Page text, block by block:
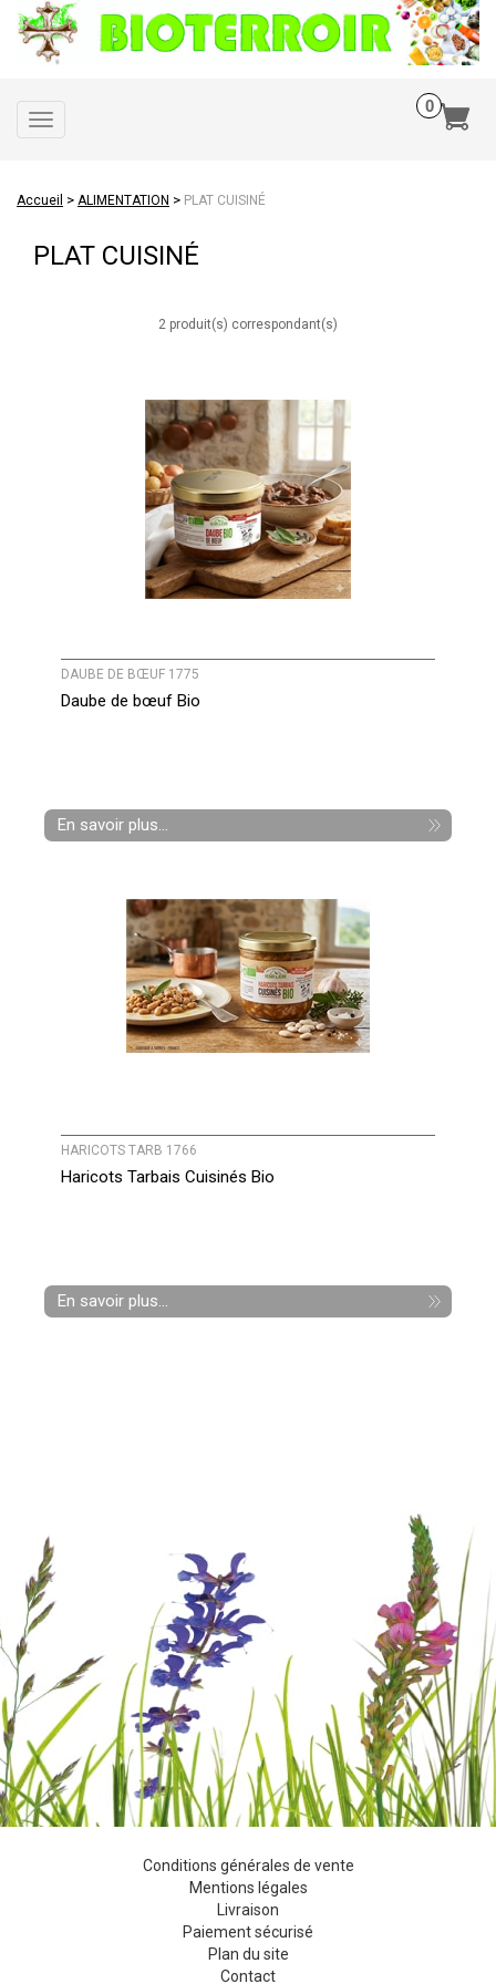
Toggle
navigation
Accueil > ALIMENTATION > PLAT CUISINÉ
PLAT CUISINÉ
2 produit(s) correspondant(s)
DAUBE DE BŒUF 1775
Daube de bœuf Bio
En savoir plus...
HARICOTS TARB 1766
Haricots Tarbais Cuisinés Bio
En savoir plus...
Conditions générales de vente
Mentions légales
Livraison
Paiement sécurisé
Plan du site
Contact